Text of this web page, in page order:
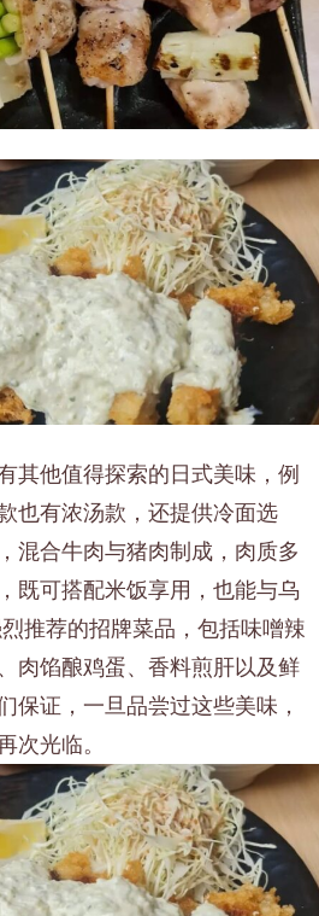
其他值得探索的日式美味，例
有浓汤款，还提供冷面选
混合牛肉与猪肉制成，肉质多
既可搭配米饭享用，也能与乌
推荐的招牌菜品，包括味噌辣
肉馅酿鸡蛋、香料煎肝以及鲜
保证，一旦品尝过这些美味，
光临。